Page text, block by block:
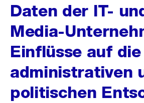
Daten der IT-
Media-
Einflüsse auf die
administrativen
politischen